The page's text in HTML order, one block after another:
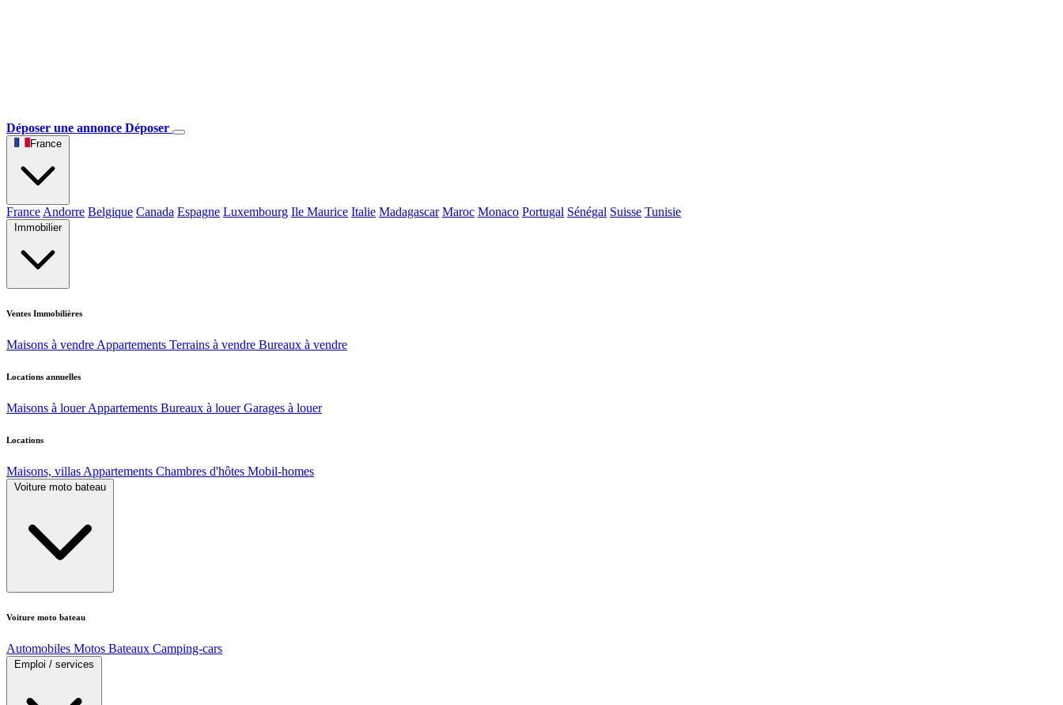
Déposer une annonce Déposer
France
France Andorre Belgique Canada Espagne Luxembourg Ile Maurice Italie Madagascar Maroc Monaco Portugal Sénégal Suisse Tunisie
Immobilier
Ventes Immobilières
Maisons à vendre Appartements Terrains à vendre Bureaux à vendre
Locations annuelles
Maisons à louer Appartements Bureaux à louer Garages à louer
Locations
Maisons, villas Appartements Chambres d'hôtes Mobil-homes
Voiture moto bateau
Voiture moto bateau
Automobiles Motos Bateaux Camping-cars
Emploi / services